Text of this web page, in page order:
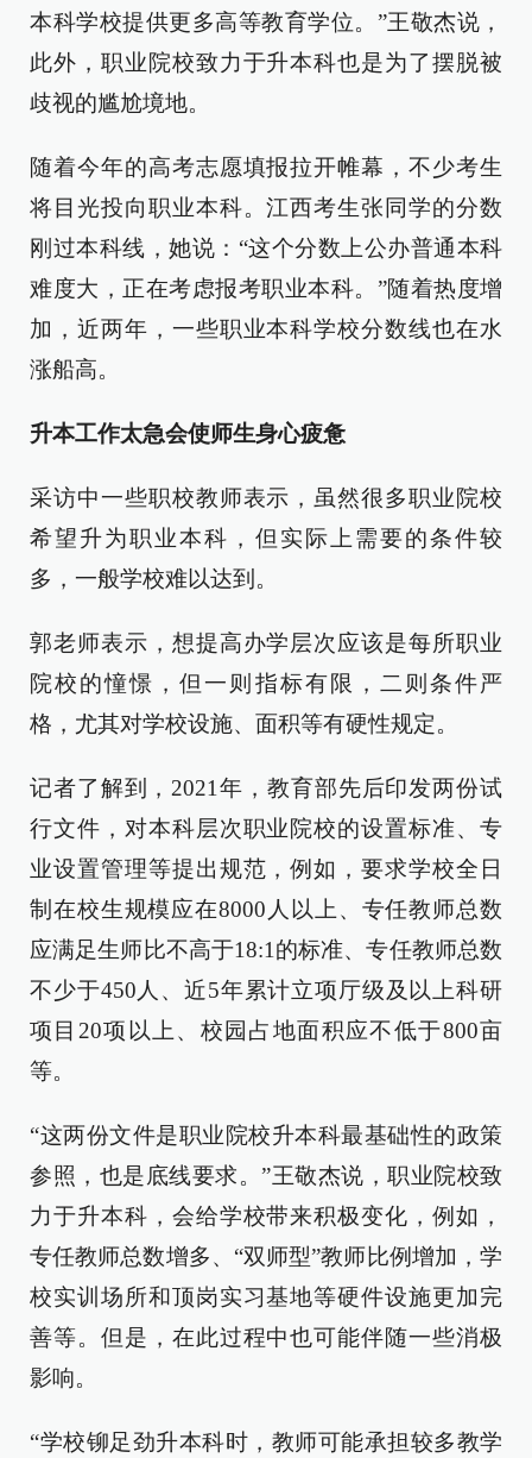
本科学校提供更多高等教育学位。”王敬杰说，
此外，职业院校致力于升本科也是为了摆脱被
歧视的尴尬境地。
随着今年的高考志愿填报拉开帷幕，不少考生
将目光投向职业本科。江西考生张同学的分数
刚过本科线，她说：“这个分数上公办普通本科
难度大，正在考虑报考职业本科。”随着热度增
加，近两年，一些职业本科学校分数线也在水
涨船高。
升本工作太急会使师生身心疲惫
采访中一些职校教师表示，虽然很多职业院校
希望升为职业本科，但实际上需要的条件较
多，一般学校难以达到。
郭老师表示，想提高办学层次应该是每所职业
院校的憧憬，但一则指标有限，二则条件严
格，尤其对学校设施、面积等有硬性规定。
记者了解到，2021年，教育部先后印发两份试
行文件，对本科层次职业院校的设置标准、专
业设置管理等提出规范，例如，要求学校全日
制在校生规模应在8000人以上、专任教师总数
应满足生师比不高于18:1的标准、专任教师总数
不少于450人、近5年累计立项厅级及以上科研
项目20项以上、校园占地面积应不低于800亩
等。
“这两份文件是职业院校升本科最基础性的政策
参照，也是底线要求。”王敬杰说，职业院校致
力于升本科，会给学校带来积极变化，例如，
专任教师总数增多、“双师型”教师比例增加，学
校实训场所和顶岗实习基地等硬件设施更加完
善等。但是，在此过程中也可能伴随一些消极
影响。
“学校铆足劲升本科时，教师可能承担较多教学